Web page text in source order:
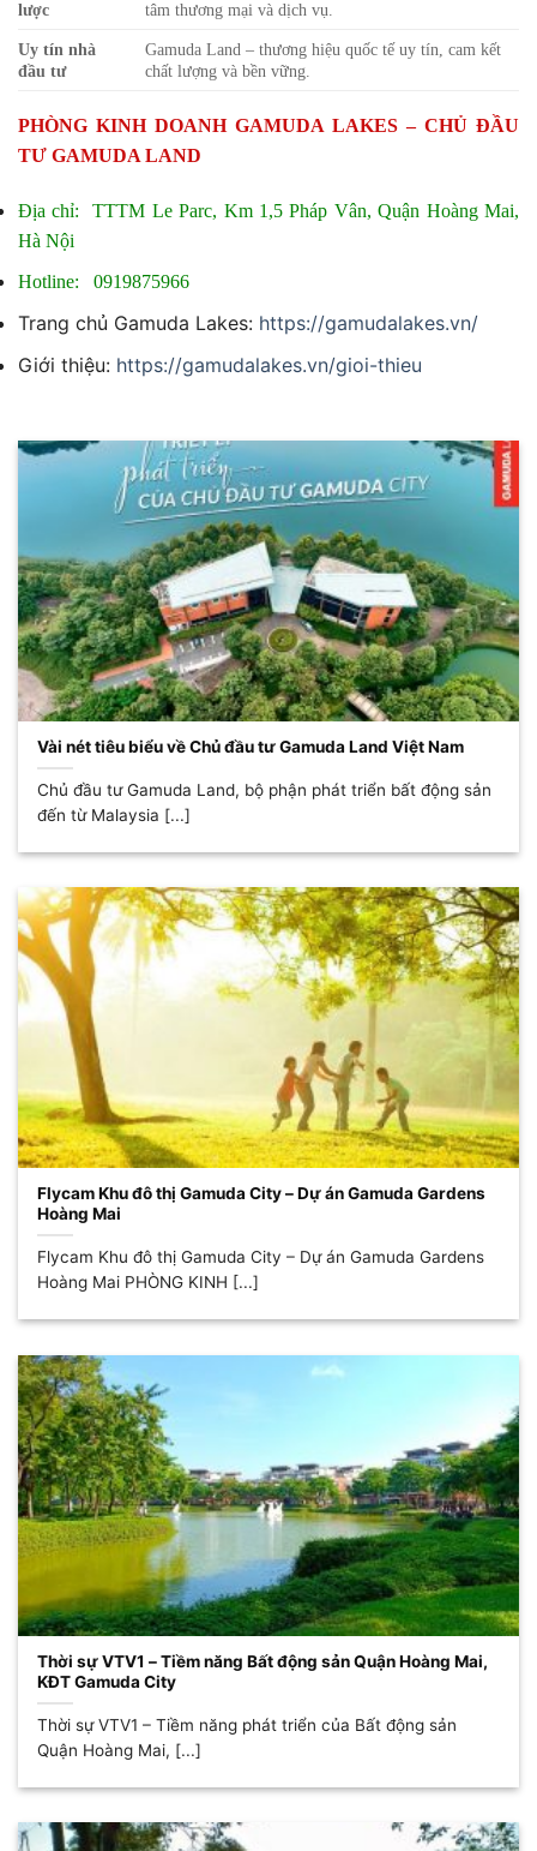
lược
tâm thương mại và dịch vụ.
Uy tín nhà
đầu tư
Gamuda Land – thương hiệu quốc tế uy tín, cam kết
chất lượng và bền vững.
PHÒNG KINH DOANH GAMUDA LAKES – CHỦ ĐẦU
TƯ GAMUDA LAND
Địa chỉ: TTTM Le Parc, Km 1,5 Pháp Vân, Quận Hoàng Mai,
Hà Nội
Hotline: 0919875966
Trang chủ Gamuda Lakes: https://gamudalakes.vn/
Giới thiệu: https://gamudalakes.vn/gioi-thieu
Vài nét tiêu biểu về Chủ đầu tư Gamuda Land Việt Nam
Chủ đầu tư Gamuda Land, bộ phận phát triển bất động sản
đến từ Malaysia [...]
Flycam Khu đô thị Gamuda City – Dự án Gamuda Gardens
Hoàng Mai
Flycam Khu đô thị Gamuda City – Dự án Gamuda Gardens
Hoàng Mai PHÒNG KINH [...]
Thời sự VTV1 – Tiềm năng Bất động sản Quận Hoàng Mai,
KĐT Gamuda City
Thời sự VTV1 – Tiềm năng phát triển của Bất động sản
Quận Hoàng Mai, [...]